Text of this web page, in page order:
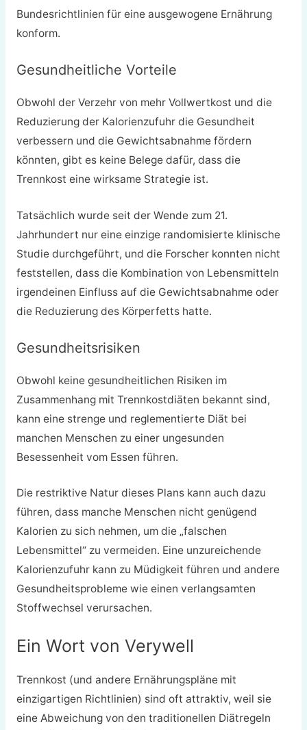
Bundesrichtlinien für eine ausgewogene Ernährung
konform.
Gesundheitliche Vorteile
Obwohl der Verzehr von mehr Vollwertkost und die
Reduzierung der Kalorienzufuhr die Gesundheit
verbessern und die Gewichtsabnahme fördern
könnten, gibt es keine Belege dafür, dass die
Trennkost eine wirksame Strategie ist.
Tatsächlich wurde seit der Wende zum 21.
Jahrhundert nur eine einzige randomisierte klinische
Studie durchgeführt, und die Forscher konnten nicht
feststellen, dass die Kombination von Lebensmitteln
irgendeinen Einfluss auf die Gewichtsabnahme oder
die Reduzierung des Körperfetts hatte.
Gesundheitsrisiken
Obwohl keine gesundheitlichen Risiken im
Zusammenhang mit Trennkostdiäten bekannt sind,
kann eine strenge und reglementierte Diät bei
manchen Menschen zu einer ungesunden
Besessenheit vom Essen führen.
Die restriktive Natur dieses Plans kann auch dazu
führen, dass manche Menschen nicht genügend
Kalorien zu sich nehmen, um die „falschen
Lebensmittel“ zu vermeiden. Eine unzureichende
Kalorienzufuhr kann zu Müdigkeit führen und andere
Gesundheitsprobleme wie einen verlangsamten
Stoffwechsel verursachen.
Ein Wort von Verywell
Trennkost (und andere Ernährungspläne mit
einzigartigen Richtlinien) sind oft attraktiv, weil sie
eine Abweichung von den traditionellen Diätregeln